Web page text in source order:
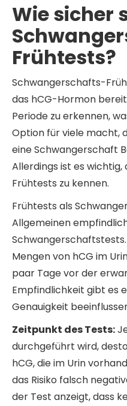
Wie sicher
Frühtests?
Schwangerschafts-
das hCG-Hormon
Periode zu erkennen,
Option für viele macht,
eine Schwangerschaft
Allerdings ist es wichtig,
Frühtests zu kennen.
Frühtests als
Allgemeinen
Mengen von hCG im
paar Tage vor der
Empfindlichkeit gibt es
Genauigkeit
Zeitpunkt des Tests:
durchgeführt wird,
hCG, die im Urin
das Risiko falsch
der Test anzeigt, dass